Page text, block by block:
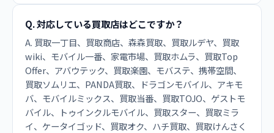
Q. 対応している買取店はどこですか？
A. 買取一丁目、買取商店、森森買取、買取ルデヤ、買取
wiki、モバイル一番、家電市場、買取ホムラ、買取Top
Offer、アバウテック、買取楽園、モバステ、携帯空間、
買取ソムリエ、PANDA買取、ドラゴンモバイル、アキモ
バ、モバイルミックス、買取当番、買取TOJO、ゲストモ
バイル、トゥインクルモバイル、買取スター、買取ミラ
イ、ケータイゴッド、買取オク、ハチ買取、買取けんさく